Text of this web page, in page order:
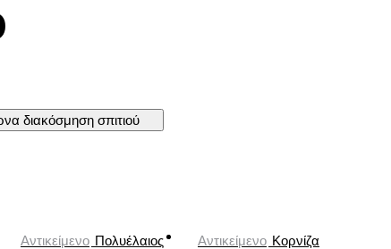
διακόσμηση σπιτιού
Αντικείμενο Πολυέλαιος Αντικείμενο Κορνίζα